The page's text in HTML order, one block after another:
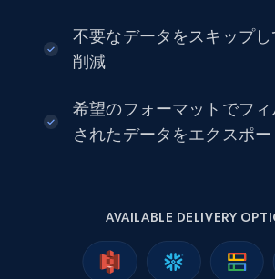
Seller id, URL, Seller name,
info, Stars, Feedbacks, Return policy,
eCommerce
不要なデータをスキップ
削減
希望のフォーマットでフ
されたデータをエクスポー
AVAILABLE DELIVERY